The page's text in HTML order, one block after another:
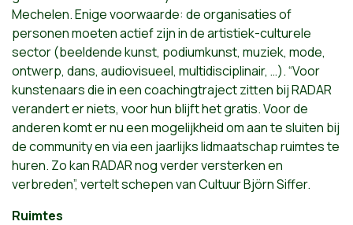
Mechelen. Enige voorwaarde: de organisaties of
personen moeten actief zijn in de artistiek-culturele
sector (beeldende kunst, podiumkunst, muziek, mode,
ontwerp, dans, audiovisueel, multidisciplinair, …). “Voor
kunstenaars die in een coachingtraject zitten bij RADAR
verandert er niets, voor hun blijft het gratis. Voor de
anderen komt er nu een mogelijkheid om aan te sluiten bij
de community en via een jaarlijks lidmaatschap ruimtes te
huren. Zo kan RADAR nog verder versterken en
verbreden”, vertelt schepen van Cultuur Björn Siffer.
Ruimtes